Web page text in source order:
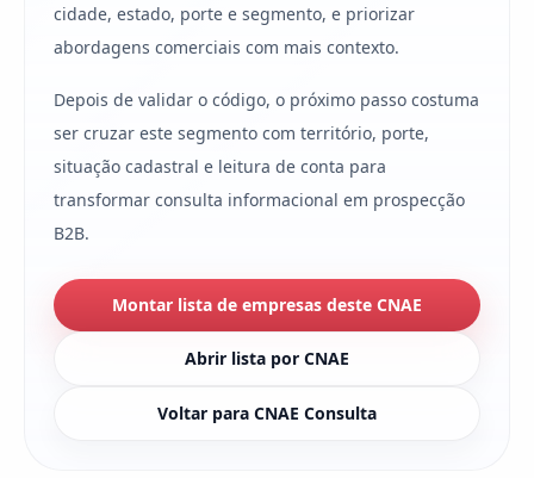
cidade, estado, porte e segmento, e priorizar
abordagens comerciais com mais contexto.
Depois de validar o código, o próximo passo costuma
ser cruzar este segmento com território, porte,
situação cadastral e leitura de conta para
transformar consulta informacional em prospecção
B2B.
Montar lista de empresas deste CNAE
Abrir lista por CNAE
Voltar para CNAE Consulta